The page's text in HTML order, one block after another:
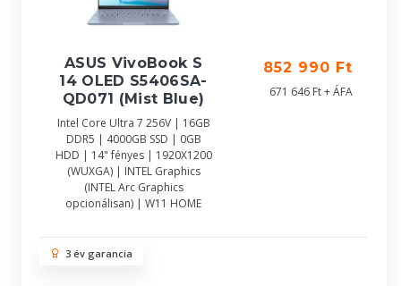
ASUS VivoBook S
14 OLED S5406SA-
QD071 (Mist Blue)
Intel Core Ultra 7 256V | 16GB
DDR5 | 4000GB SSD | 0GB
HDD | 14" fényes | 1920X1200
(WUXGA) | INTEL Graphics
(INTEL Arc Graphics
opcionálisan) | W11 HOME
852 990 Ft
671 646 Ft + ÁFA
3 év garancia